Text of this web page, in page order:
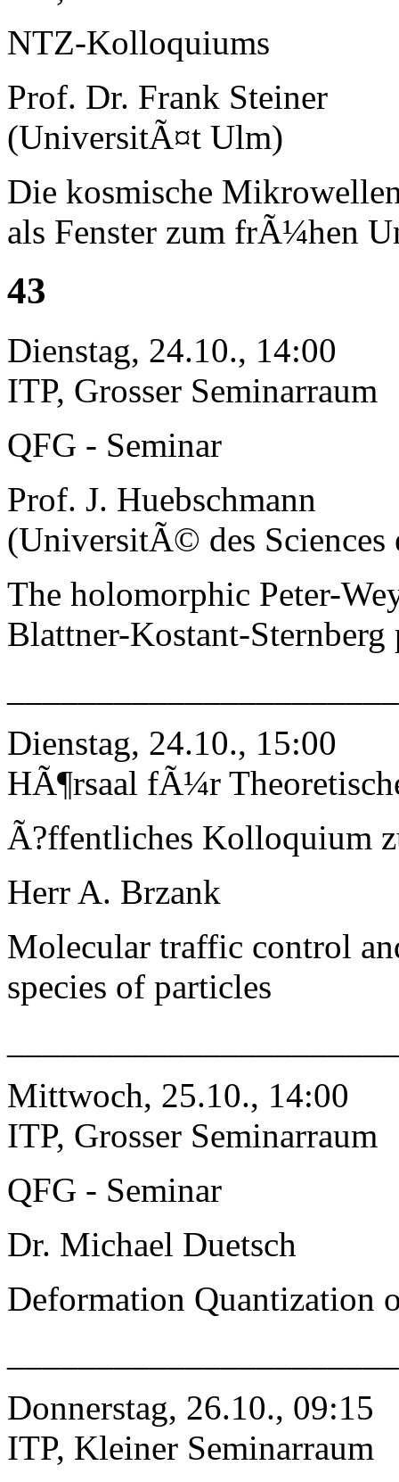
NTZ-Kolloquiums
Prof. Dr. Frank Steiner
(UniversitÃ¤t Ulm)
Die kosmische
als Fenster zum frÃ¼hen
43
Dienstag, 24.10., 14:00
ITP, Grosser Seminarraum
QFG - Seminar
Prof. J. Huebschmann
(UniversitÃ© des
The holomorphic Peter-
Blattner-Kostant-Sternberg
Dienstag, 24.10., 15:00
HÃ¶rsaal fÃ¼r
Ã?ffentliches Kolloquium
Herr A. Brzank
Molecular traffic control
species of particles
Mittwoch, 25.10., 14:00
ITP, Grosser Seminarraum
QFG - Seminar
Dr. Michael Duetsch
Deformation Quantization
Donnerstag, 26.10., 09:15
ITP, Kleiner Seminarraum